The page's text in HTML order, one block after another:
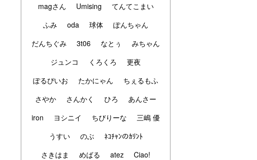
magさん
Umising
てんてこまい
ふみ
oda 球体
ぽんちゃん
だんちぐみ
3t06 なとぅ
みちゃん
ジュンコ
くろくろ
更夜
ぽるぴいお
たかにゃん
ちぇるもふ
さやか
さんかく ひろ
あんさー
iron
ヨシニイ ちびりーな
三嶋 優
うすい
のぶ
ﾈｺﾁｬﾝのｶﾘﾝﾄ
さきはま
めばる atez
Ciao!